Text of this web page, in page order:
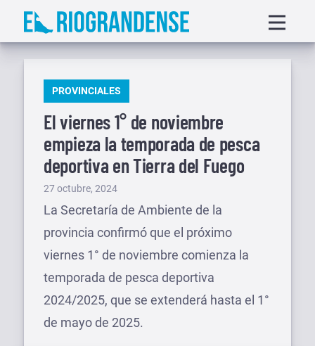
Saltar
menu
PUBLICADO
PROVINCIALES
El viernes 1° de noviembre
empieza la temporada de pesca
deportiva en Tierra del Fuego
Publicado
el
27 octubre, 2024
La Secretaría de Ambiente de la
provincia confirmó que el próximo
viernes 1° de noviembre comienza la
temporada de pesca deportiva
2024/2025, que se extenderá hasta el 1°
de mayo de 2025.